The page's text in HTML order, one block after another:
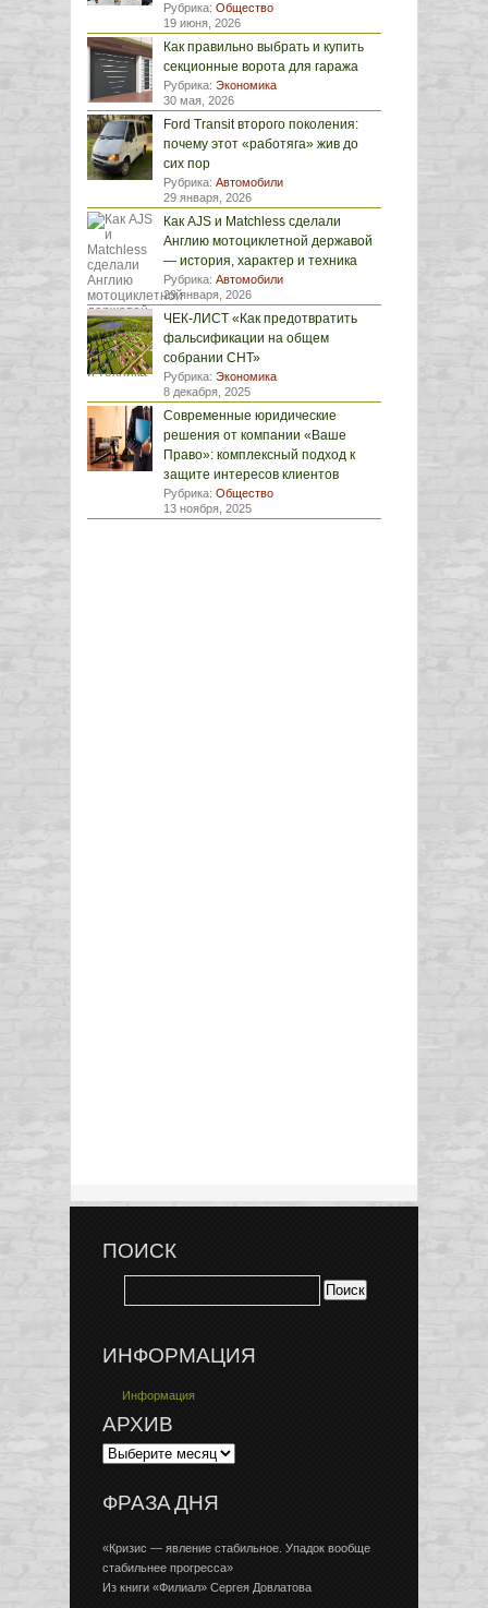
Рубрика: Общество
19 июня, 2026
Как правильно выбрать и купить
секционные ворота для гаража
Рубрика: Экономика
30 мая, 2026
Ford Transit второго поколения:
почему этот «работяга» жив до
сих пор
Рубрика: Автомобили
29 января, 2026
Как AJS и Matchless сделали
Англию мотоциклетной державой
— история, характер и техника
Рубрика: Автомобили
29 января, 2026
ЧЕК-ЛИСТ «Как предотвратить
фальсификации на общем
собрании СНТ»
Рубрика: Экономика
8 декабря, 2025
Современные юридические
решения от компании «Ваше
Право»: комплексный подход к
защите интересов клиентов
Рубрика: Общество
13 ноября, 2025
ПОИСК
ИНФОРМАЦИЯ
Информация
АРХИВ
ФРАЗА ДНЯ
«Кризис — явление стабильное. Упадок вообще
стабильнее прогресса»
Из книги «Филиал» Сергея Довлатова